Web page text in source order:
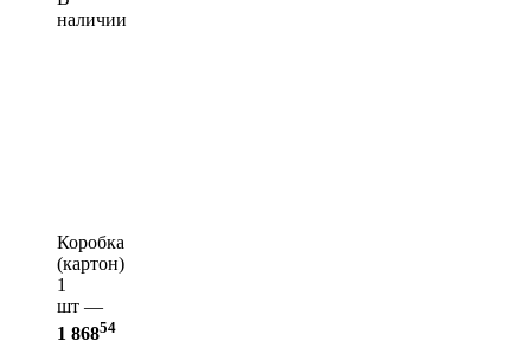
наличии
Коробка
(картон)
1
шт —
1 86854